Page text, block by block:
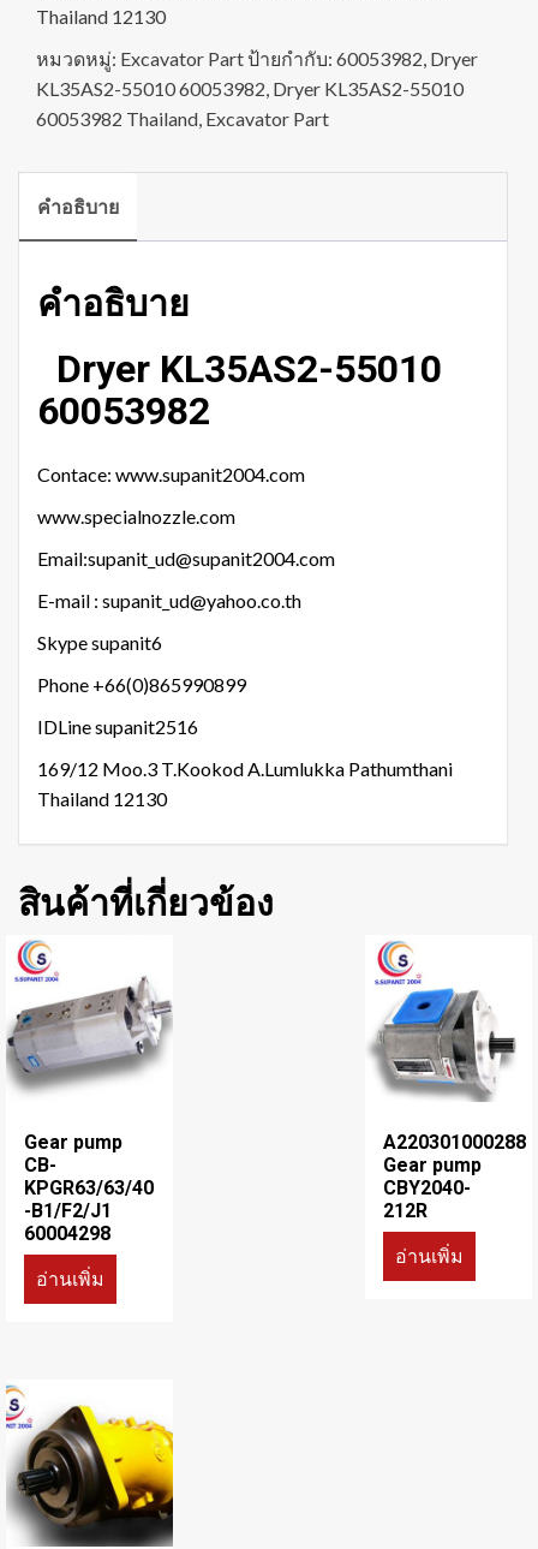
Thailand 12130
หมวดหมู่: Excavator Partป้ายกำกับ: 60053982, Dryer
KL35AS2-55010 60053982, Dryer KL35AS2-55010
60053982 Thailand, Excavator Part
คำอธิบาย
คำอธิบาย
Dryer KL35AS2-55010
60053982
Contace: www.supanit2004.com
www.specialnozzle.com
Email:supanit_ud@supanit2004.com
E-mail : supanit_ud@yahoo.co.th
Skype supanit6
Phone +66(0)865990899
IDLine supanit2516
169/12 Moo.3 T.Kookod A.Lumlukka Pathumthani
Thailand 12130
สินค้าที่เกี่ยวข้อง
Gear pump
CB-
KPGR63/63/40
-B1/F2/J1
60004298
อ่านเพิ่ม
A220301000288
Gear pump
CBY2040-
212R
อ่านเพิ่ม